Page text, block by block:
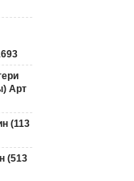
Арт
(113
(513